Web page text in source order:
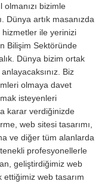
bizimle
Dünya artık masanızda
ile yerinizi
Bilişim Sektöründe
Dünya bizim ortak
Biz
olmaya davet
isteyenleri
karar verdiğinizde
web sitesi tasarımı,
ve diğer tüm alanlarda
profesyonellerle
geliştirdiğimiz web
ettiğimiz web tasarım